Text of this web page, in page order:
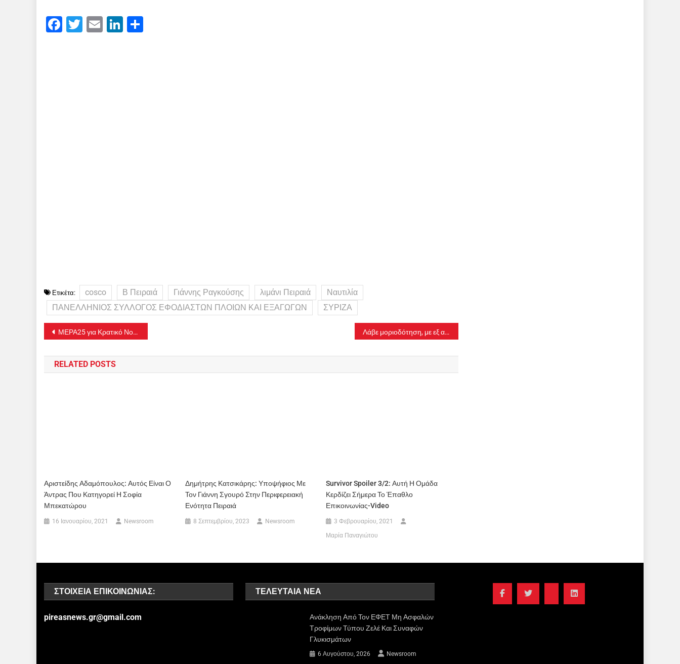
Facebook
Twitter Email LinkedIn
Ετικέτα: cosco Β Πειραιά Γιάννης Ραγκούσης λιμάνι Πειραιά
Ναυτιλία
ΠΑΝΕΛΛΗΝΙΟΣ ΣΥΛΛΟΓΟΣ ΕΦΟΔΙΑΣΤΩΝ ΠΛΟΙΩΝ ΚΑΙ ΕΞΑΓΩΓΩΝ
ΣΥΡΙΖΑ
άρθρων
ΜΕΡΑ25 για Κρατικό Νοσοκομείο Νίκαιας: Τραγικές ελλείψεις, προχειρότητα, σε κίνδυνο οι ασθενείς! Λάβε μοριοδότηση, με εξ αποστάσεως αναγνωρισμένες επιμορφώσεις του Παντείου Πανεπιστημίου ΚΕΔΙΒΙΜ – Κάνε εγγραφή στο νέο κύκλο
RELATED POSTS
Αριστείδης Αδαμόπουλος: Αυτός Είναι Ο
Άντρας Που Κατηγορεί Η Σοφία
Μπεκατώρου
16 Ιανουαρίου, 2021 Newsroom
Δημήτρης Κατσικάρης: Υποψήφιος Με
Τον Γιάννη Σγουρό Στην Περιφερειακή
Ενότητα Πειραιά
8 Σεπτεμβρίου, 2023 Newsroom
Survivor Spoiler 3/2: Αυτή Η Ομάδα
Κερδίζει Σήμερα Το Έπαθλο
Επικοινωνίας-Video
3 Φεβρουαρίου, 2021
Μαρία Παναγιώτου
ΣΤΟΙΧΕΊΑ ΕΠΙΚΟΙΝΩΝΊΑΣ:
pireasnews.gr@gmail.com
ΤΕΛΕΥΤΑΊΑ ΝΈΑ
Ανάκληση Από Τον ΕΦΕΤ Μη Ασφαλών
Τροφίμων Τύπου Ζελέ Και Συναφών
Γλυκισμάτων
6 Αυγούστου, 2026 Newsroom